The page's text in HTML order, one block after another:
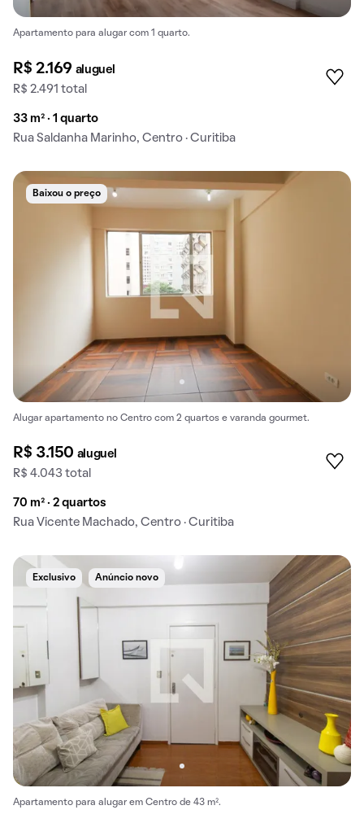
Apartamento para alugar com 1 quarto.
R$ 2.169 aluguel
R$ 2.491 total
33 m² · 1 quarto
Rua Saldanha Marinho, Centro · Curitiba
Baixou o preço
Alugar apartamento no Centro com 2 quartos e varanda gourmet.
R$ 3.150 aluguel
R$ 4.043 total
70 m² · 2 quartos
Rua Vicente Machado, Centro · Curitiba
Exclusivo Anúncio novo
Apartamento para alugar em Centro de 43 m².